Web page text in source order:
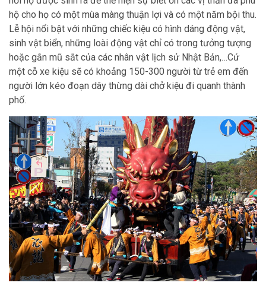
hộ cho họ có một mùa màng thuận lợi và có một năm bội thu.
Lễ hội nổi bật với những chiếc kiệu có hình dáng động vật,
sinh vật biển, những loài động vật chỉ có trong tưởng tượng
hoặc gắn mũ sắt của các nhân vật lịch sử Nhật Bản,…Cứ
một cỗ xe kiệu sẽ có khoảng 150-300 người từ trẻ em đến
người lớn kéo đoạn dây thừng dài chở kiệu đi quanh thành
phố.